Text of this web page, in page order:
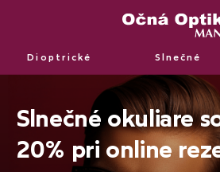
Dioptrické Slnečné
Dioptrické Slnečné
Slnečné okuliare
20% pri online